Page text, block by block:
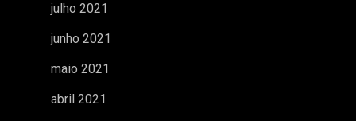
julho 2021
junho 2021
maio 2021
abril 2021